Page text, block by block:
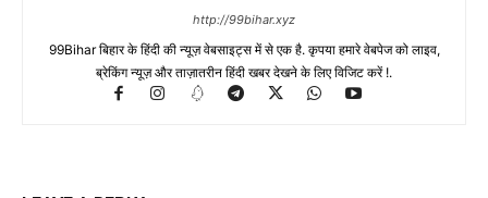
http://99bihar.xyz
99Bihar बिहार के हिंदी की न्यूज़ वेबसाइट्स में से एक है. कृपया हमारे वेबपेज को लाइव,
ब्रेकिंग न्यूज़ और ताज़ातरीन हिंदी खबर देखने के लिए विजिट करें !.